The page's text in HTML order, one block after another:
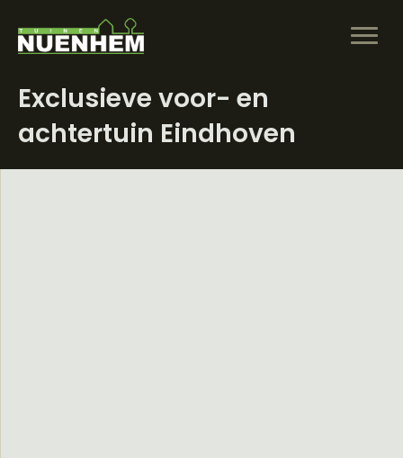
Exclusieve voor- en
achtertuin Eindhoven